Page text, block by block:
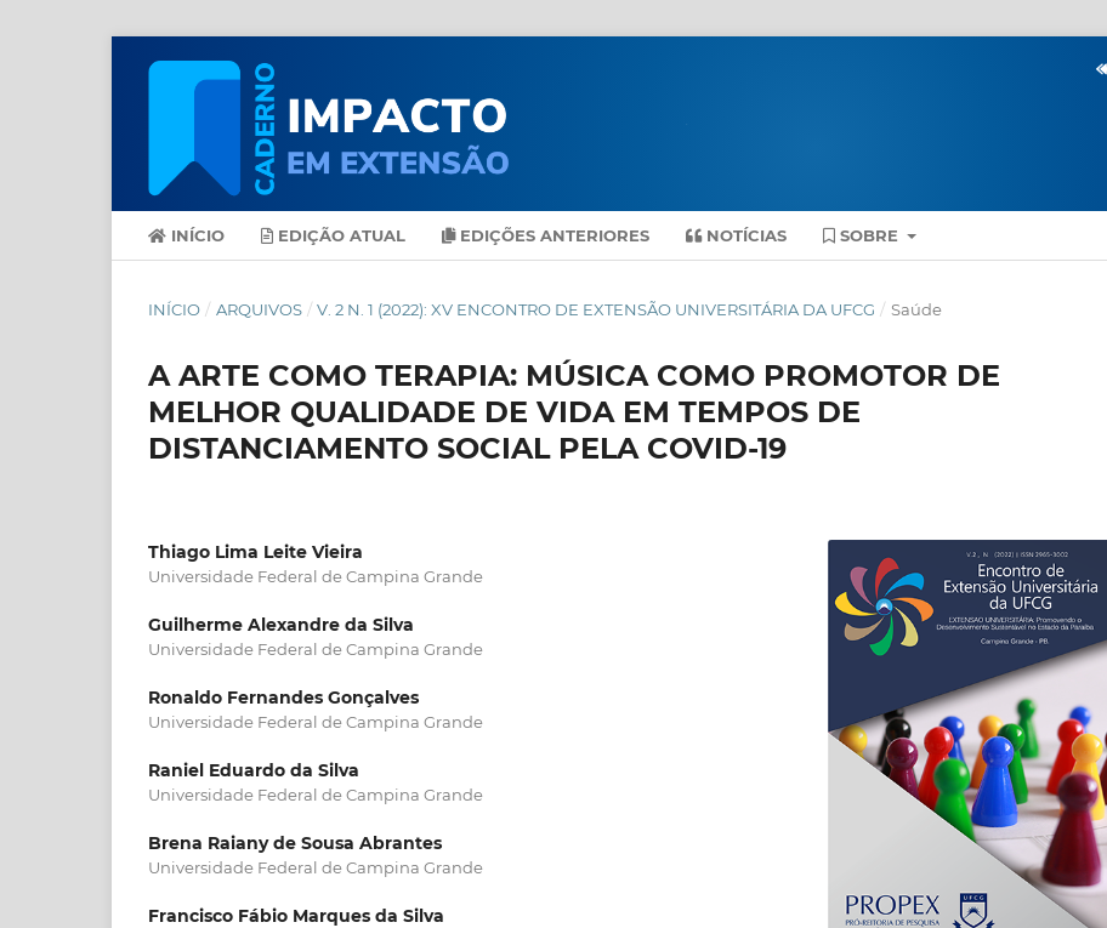
INÍCIO EDIÇÃO ATUAL EDIÇÕES ANTERIORES NOTÍCIAS SOBRE
INÍCIO / ARQUIVOS / V. 2 N. 1 (2022): XV ENCONTRO DE EXTENSÃO UNIVERSITÁRIA DA UFCG / Saúde
A ARTE COMO TERAPIA: MÚSICA COMO PROMOTOR DE
MELHOR QUALIDADE DE VIDA EM TEMPOS DE
DISTANCIAMENTO SOCIAL PELA COVID-19
Thiago Lima Leite Vieira
Universidade Federal de Campina Grande
Guilherme Alexandre da Silva
Universidade Federal de Campina Grande
Ronaldo Fernandes Gonçalves
Universidade Federal de Campina Grande
Raniel Eduardo da Silva
Universidade Federal de Campina Grande
Brena Raiany de Sousa Abrantes
Universidade Federal de Campina Grande
Francisco Fábio Marques da Silva